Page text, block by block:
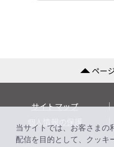
当サイトでは、お客さまの
配信を目的として、クッキ
ペー
サイトマップ
個人情報の保護